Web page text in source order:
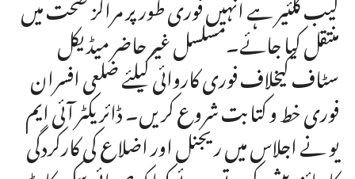
منتقل کیا جائے۔مسلسل غیر حاضر میڈیکل
سٹاف کیخلاف فوری کاروائی کیلئے ضلعی افسران
فوری خط و کتابت شروع کریں۔ ڈائریکٹر آئی ایم
یو نے اجلاس میں ریجنل اور اضلاع کی کارکردگی